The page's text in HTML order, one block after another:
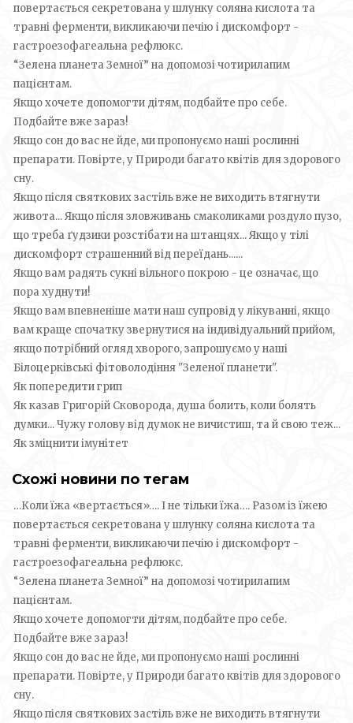
повертається секретована у шлунку соляна кислота та
травні ферменти, викликаючи печію і дискомфорт -
гастроезофагеальна рефлюкс.
“Зелена планета Земної” на допомозі чотирилапим
пацієнтам.
Якщо хочете допомогти дітям, подбайте про себе.
Подбайте вже зараз!
Якщо сон до вас не йде, ми пропонуємо наші рослинні
препарати. Повірте, у Природи багато квітів для здорового
сну.
Якщо після святкових застіль вже не виходить втягнути
живота... Якщо після зловживань смаколиками роздуло пузо,
що треба ґудзики розстібати на штанцях... Якщо у тілі
дискомфорт страшенний від переїдань......
Якщо вам радять сукні вільного покрою - це означає, що
пора худнути!
Якщо вам впевненіше мати наш супровід у лікуванні, якщо
вам краще спочатку звернутися на індивідуальний прийом,
якщо потрібний огляд хворого, запрошуємо у наші
Білоцерківські фітоволодіння "Зеленої планети".
Як попередити грип
Як казав Григорій Сковорода, душа болить, коли болять
думки... Чужу голову від думок не вичистиш, та й свою теж...
Як зміцнити імунітет
Схожі новини по тегам
…Коли їжа «вертається»…. І не тільки їжа…. Разом із їжею
повертається секретована у шлунку соляна кислота та
травні ферменти, викликаючи печію і дискомфорт -
гастроезофагеальна рефлюкс.
“Зелена планета Земної” на допомозі чотирилапим
пацієнтам.
Якщо хочете допомогти дітям, подбайте про себе.
Подбайте вже зараз!
Якщо сон до вас не йде, ми пропонуємо наші рослинні
препарати. Повірте, у Природи багато квітів для здорового
сну.
Якщо після святкових застіль вже не виходить втягнути